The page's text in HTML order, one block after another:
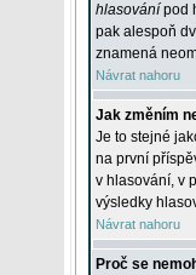
hlasování pod
pak alespoň
znamená
Návrat nahoru
Jak změním
Je to stejné
na první
v hlasování, v
výsledky
Návrat nahoru
Proč se